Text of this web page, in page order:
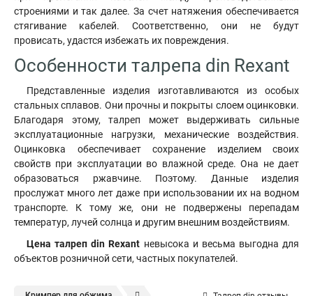
строениями и так далее. За счет натяжения обеспечивается
стягивание кабелей. Соответственно, они не будут
провисать, удастся избежать их повреждения.
Особенности талрепа din Rexant
Представленные изделия изготавливаются из особых
стальных сплавов. Они прочны и покрыты слоем оцинковки.
Благодаря этому, талреп может выдерживать сильные
эксплуатационные нагрузки, механические воздействия.
Оцинковка обеспечивает сохранение изделием своих
свойств при эксплуатации во влажной среде. Она не дает
образоваться ржавчине. Поэтому. Данные изделия
прослужат много лет даже при использовании их на водном
транспорте. К тому же, они не подвержены перепадам
температур, лучей солнца и другим внешним воздействиям.
Цена талреп din Rexant невысока и весьма выгодна для
объектов розничной сети, частных покупателей.